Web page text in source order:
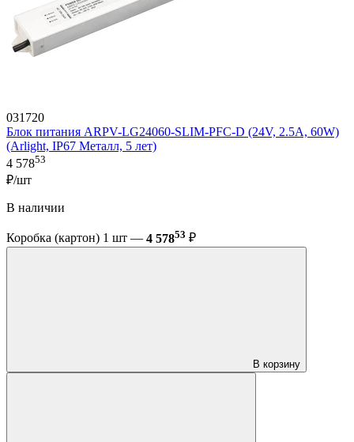
031720
Блок питания ARPV-LG24060-SLIM-PFC-D (24V, 2.5A, 60W)
(Arlight, IP67 Металл, 5 лет)
4 57853
₽/шт
В наличии
Коробка (картон) 1 шт — 4 57853 ₽
В корзину